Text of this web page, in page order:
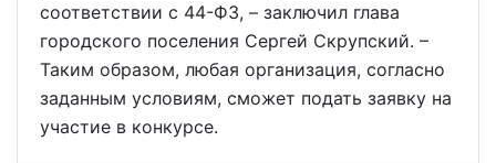
соответствии с 44-ФЗ, – заключил глава
городского поселения Сергей Скрупский. –
Таким образом, любая организация, согласно
заданным условиям, сможет подать заявку на
участие в конкурсе.